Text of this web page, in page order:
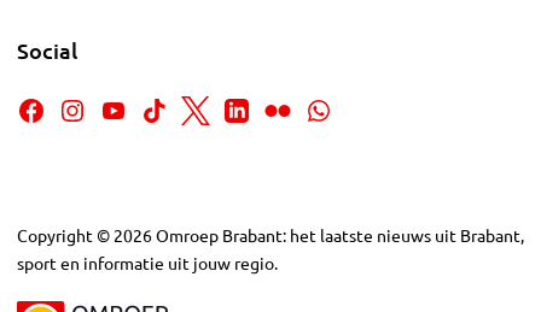
Social
Copyright © 2026Omroep Brabant: het laatste nieuws uit Brabant,
sport en informatie uit jouw regio.